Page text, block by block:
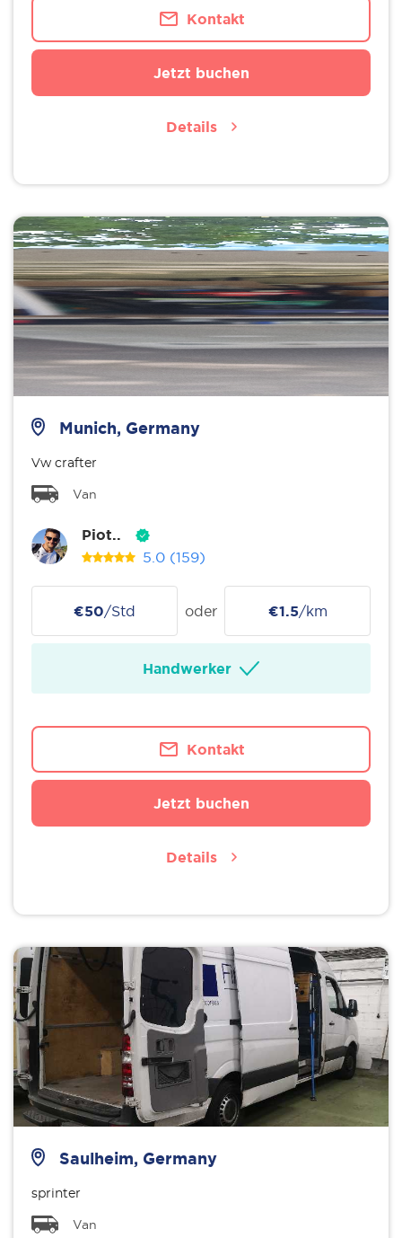
Kontakt
Jetzt buchen
Details
Munich, Germany
Vw crafter
Van
Piot..
5.0 (159)
€50/Std oder €1.5/km
Handwerker
Kontakt
Jetzt buchen
Details
Saulheim, Germany
sprinter
Van